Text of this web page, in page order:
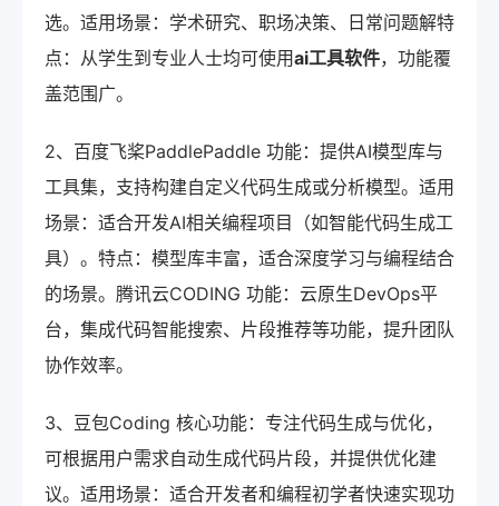
选。适用场景：学术研究、职场决策、日常问题解特
点：从学生到专业人士均可使用ai工具软件，功能覆
盖范围广。
2、百度飞桨PaddlePaddle 功能：提供AI模型库与
工具集，支持构建自定义代码生成或分析模型。适用
场景：适合开发AI相关编程项目（如智能代码生成工
具）。特点：模型库丰富，适合深度学习与编程结合
的场景。腾讯云CODING 功能：云原生DevOps平
台，集成代码智能搜索、片段推荐等功能，提升团队
协作效率。
3、豆包Coding 核心功能：专注代码生成与优化，
可根据用户需求自动生成代码片段，并提供优化建
议。适用场景：适合开发者和编程初学者快速实现功